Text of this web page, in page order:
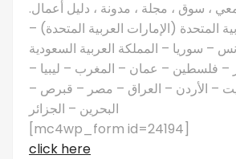
، سوق ، مجلة ، مدونة ، دليل أعمال.
المتحدة (الإمارات العربية المتحدة) –
– سوريا – المملكة العربية السعودية
فلسطين – عمان – المغرب – ليبيا –
– الأردن – العراق – مصر – قبرص –
البحرين – الجزائر
[mc4wp_form id=24194]
click here